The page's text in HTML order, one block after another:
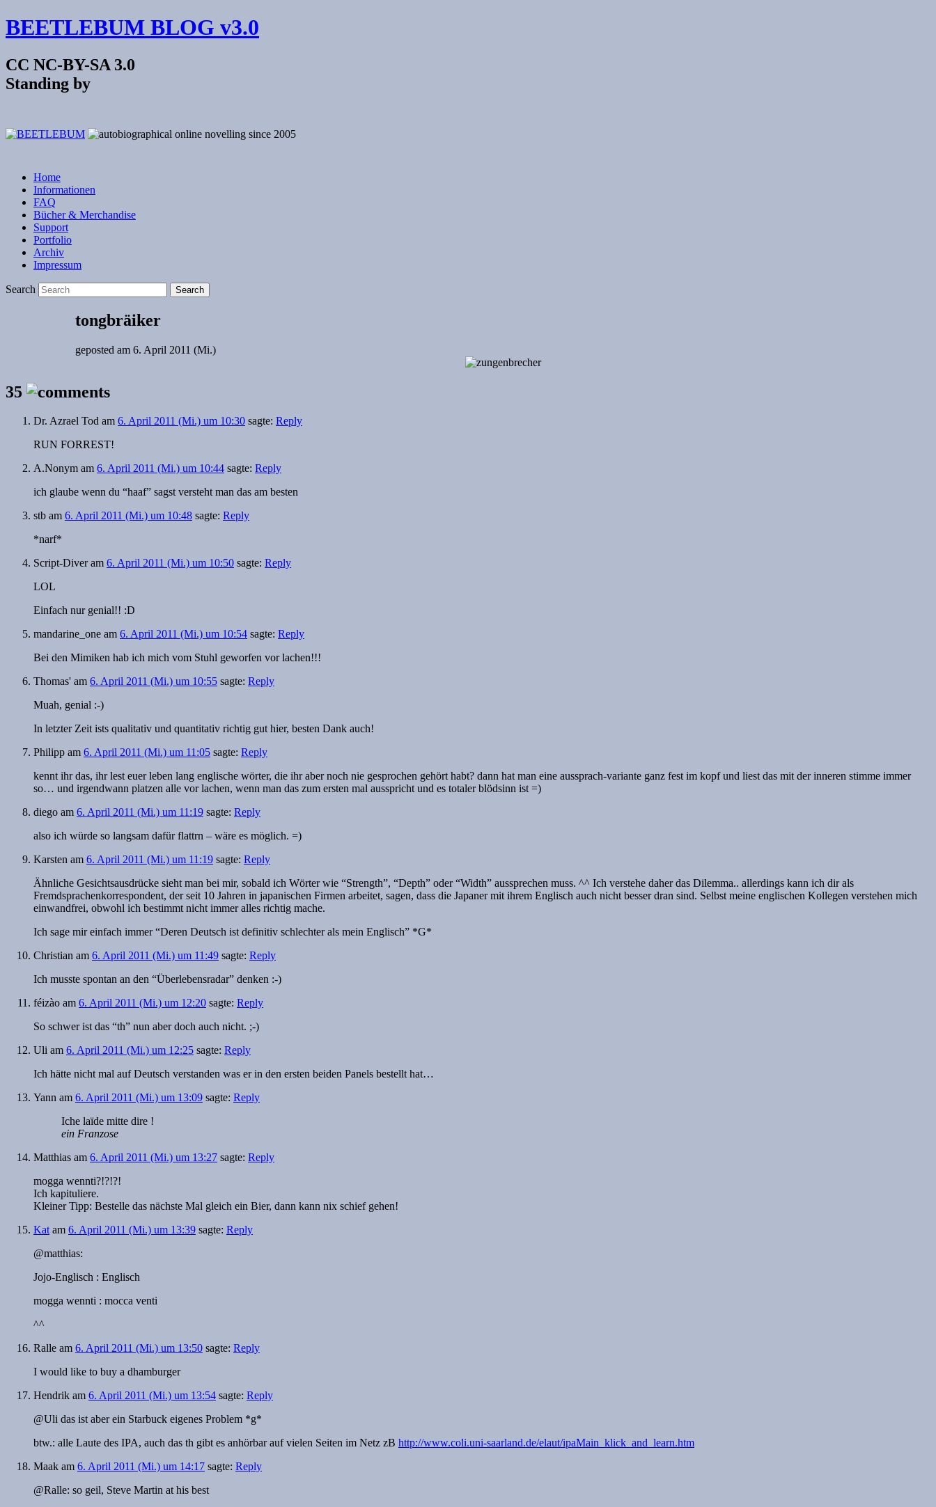
BEETLEBUM BLOG v3.0
CC NC-BY-SA 3.0
Standing by
Home
Informationen
FAQ
Bücher & Merchandise
Support
Portfolio
Archiv
Impressum
Search
tongbräiker
geposted am 6. April 2011 (Mi.)
35
Dr. Azrael Tod am 6. April 2011 (Mi.) um 10:30 sagte: Reply
RUN FORREST!
A.Nonym am 6. April 2011 (Mi.) um 10:44 sagte: Reply
ich glaube wenn du “haaf” sagst versteht man das am besten
stb am 6. April 2011 (Mi.) um 10:48 sagte: Reply
*narf*
Script-Diveram 6. April 2011 (Mi.) um 10:50 sagte: Reply
LOL
Einfach nur genial!! :D
mandarine_one am 6. April 2011 (Mi.) um 10:54 sagte: Reply
Bei den Mimiken hab ich mich vom Stuhl geworfen vor lachen!!!
Thomas' am 6. April 2011 (Mi.) um 10:55 sagte: Reply
Muah, genial :-)
In letzter Zeit ists qualitativ und quantitativ richtig gut hier, besten Dank auch!
Philipp am 6. April 2011 (Mi.) um 11:05 sagte: Reply
kennt ihr das, ihr lest euer leben lang englische wörter, die ihr aber noch nie gesprochen gehört habt? dann hat man eine aussprach-variante ganz fest im kopf und liest das mit der inneren stimme immer
so… und irgendwann platzen alle vor lachen, wenn man das zum ersten mal ausspricht und es totaler blödsinn ist =)
diego am 6. April 2011 (Mi.) um 11:19 sagte: Reply
also ich würde so langsam dafür flattrn – wäre es möglich. =)
Karsten am 6. April 2011 (Mi.) um 11:19 sagte: Reply
Ähnliche Gesichtsausdrücke sieht man bei mir, sobald ich Wörter wie “Strength”, “Depth” oder “Width” aussprechen muss. ^^ Ich verstehe daher das Dilemma.. allerdings kann ich dir als
Fremdsprachenkorrespondent, der seit 10 Jahren in japanischen Firmen arbeitet, sagen, dass die Japaner mit ihrem Englisch auch nicht besser dran sind. Selbst meine englischen Kollegen verstehen mich
einwandfrei, obwohl ich bestimmt nicht immer alles richtig mache.
Ich sage mir einfach immer “Deren Deutsch ist definitiv schlechter als mein Englisch” *G*
Christian am 6. April 2011 (Mi.) um 11:49 sagte: Reply
Ich musste spontan an den “Überlebensradar” denken :-)
féizào am 6. April 2011 (Mi.) um 12:20 sagte: Reply
So schwer ist das “th” nun aber doch auch nicht. ;-)
Uli am 6. April 2011 (Mi.) um 12:25 sagte: Reply
Ich hätte nicht mal auf Deutsch verstanden was er in den ersten beiden Panels bestellt hat…
Yann am 6. April 2011 (Mi.) um 13:09 sagte: Reply
Iche laïde mitte dire !
ein Franzose
Matthias am 6. April 2011 (Mi.) um 13:27 sagte: Reply
mogga wennti?!?!?!
Ich kapituliere.
Kleiner Tipp: Bestelle das nächste Mal gleich ein Bier, dann kann nix schief gehen!
Katam 6. April 2011 (Mi.) um 13:39 sagte: Reply
@matthias:
Jojo-Englisch : Englisch
mogga wennti : mocca venti
^^
Ralle am 6. April 2011 (Mi.) um 13:50 sagte: Reply
I would like to buy a dhamburger
Hendrik am 6. April 2011 (Mi.) um 13:54 sagte: Reply
@Uli das ist aber ein Starbuck eigenes Problem *g*
btw.: alle Laute des IPA, auch das th gibt es anhörbar auf vielen Seiten im Netz zB http://www.coli.uni-saarland.de/elaut/ipaMain_klick_and_learn.htm
Maak am 6. April 2011 (Mi.) um 14:17 sagte: Reply
@Ralle: so geil, Steve Martin at his best